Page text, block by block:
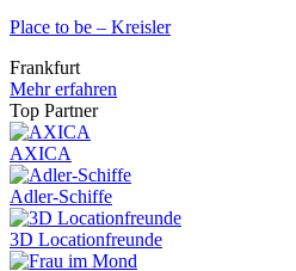
Place to be – Kreisler
Frankfurt
Mehr erfahren
Top Partner
AXICA
Adler-Schiffe
3D Locationfreunde